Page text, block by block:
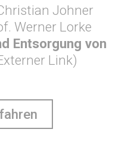
Johner
Werner Lorke
Entsorgung von
Link)